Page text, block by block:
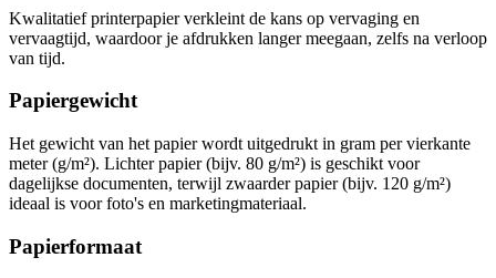
Kwalitatief printerpapier verkleint de kans op vervaging en
vervaagtijd, waardoor je afdrukken langer meegaan, zelfs na verloop
van tijd.
Papiergewicht
Het gewicht van het papier wordt uitgedrukt in gram per vierkante
meter (g/m²). Lichter papier (bijv. 80 g/m²) is geschikt voor
dagelijkse documenten, terwijl zwaarder papier (bijv. 120 g/m²)
ideaal is voor foto's en marketingmateriaal.
Papierformaat